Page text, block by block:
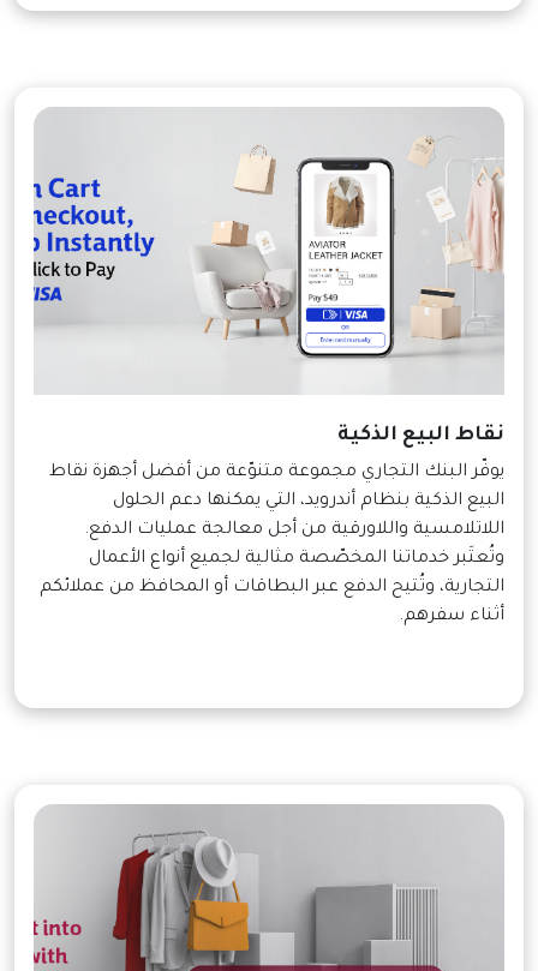
نقاط البيع الذكية
يوفّر البنك التجاري مجموعة متنوّعة من أفضل أجهزة نقاط
البيع الذكية بنظام أندرويد، التي يمكنها دعم الحلول
اللاتلامسية واللاورقية من أجل معالجة عمليات الدفع.
وتُعتَبر خدماتنا المخصّصة مثالية لجميع أنواع الأعمال
التجارية، وتُتيح الدفع عبر البطاقات أو المحافظ من عملائكم
أثناء سفرهم.